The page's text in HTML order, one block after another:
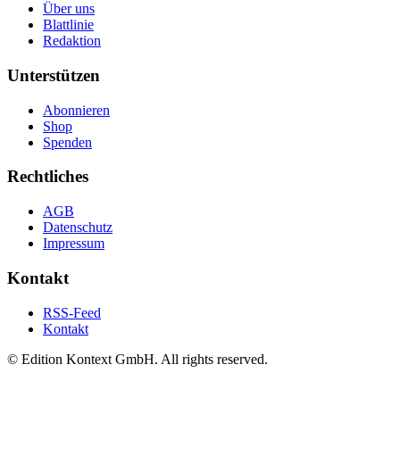
Über uns
Blattlinie
Redaktion
Unterstützen
Abonnieren
Shop
Spenden
Rechtliches
AGB
Datenschutz
Impressum
Kontakt
RSS-Feed
Kontakt
© Edition Kontext GmbH. All rights reserved.